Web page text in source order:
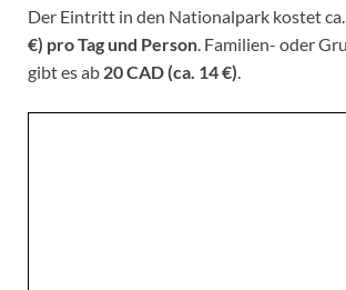
Der Eintritt in den Nationalpark kostet ca.
€) pro Tag und Person . Familien- oder
gibt es ab 20 CAD (ca. 14 €)